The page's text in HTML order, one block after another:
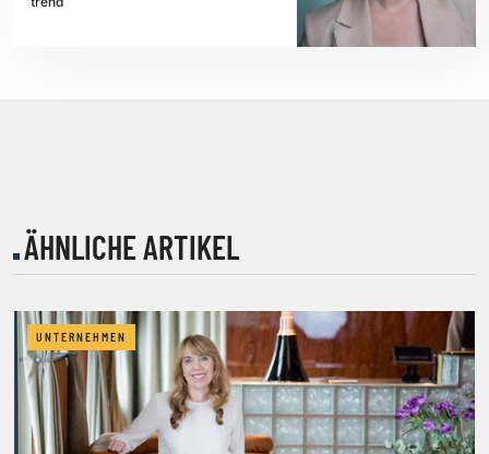
ÄHNLICHE ARTIKEL
UNTERNEHMEN